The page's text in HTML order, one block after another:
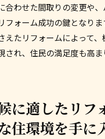
のグレードアップリフォ
着型リフォームで叶える理想
ント
ムによる地域活性化の可
合わせた間取りの変更や、
フォーム成功の鍵となりま
えたリフォームによって
され、住民の満足度も高ま
に適したリフ
住環境を手に